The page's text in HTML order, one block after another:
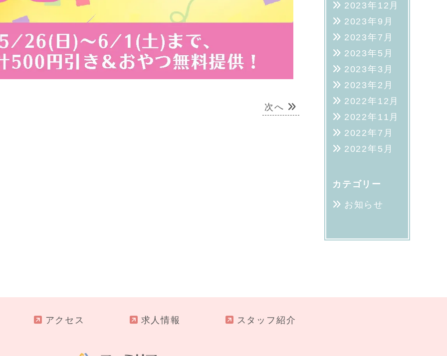
次へ
2023年12月
2023年9月
2023年7月
2023年5月
2023年3月
2023年2月
2022年12月
2022年11月
2022年7月
2022年5月
カテゴリー
お知らせ
アクセス 求人情報 スタッフ紹介